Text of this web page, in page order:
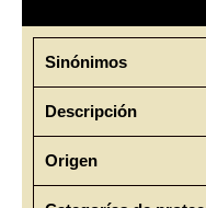
Sinónimos
Descripción
Origen